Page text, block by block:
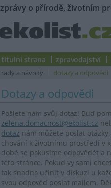
zprávy o přírodě, životním
titulní strana zpravodajství
rady a návody dotazy a odpovědi
Dotazy a odpovědi
Pošlete nám svůj dotaz! Buď
zelena.domacnost@ekolist.cz
dotaz nám můžete poslat
chování k životnímu prostředí v
době se pokusíme odpovědět a
této stránce. Pokud vy sami
tak snadno učinit v diskuzi u
svou odpověď poslat mailem.